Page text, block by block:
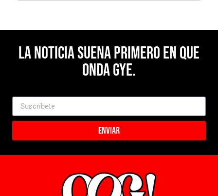
La noticia suena primero en Que
Onda Gye.
Enviar